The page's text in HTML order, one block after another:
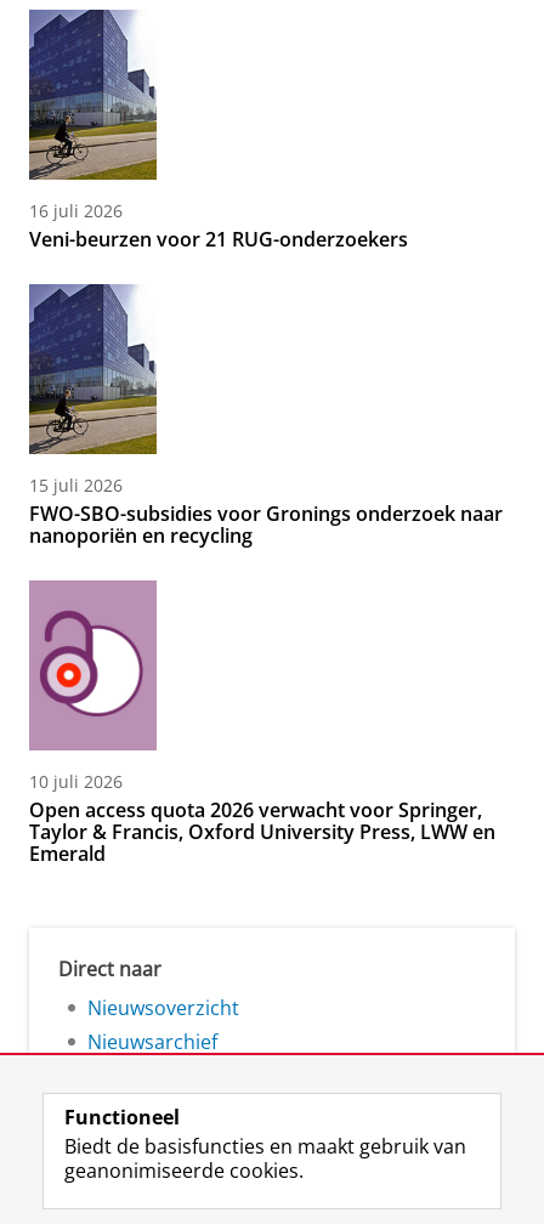
16 juli 2026
Veni-beurzen voor 21 RUG-onderzoekers
15 juli 2026
FWO-SBO-subsidies voor Gronings onderzoek naar
nanoporiën en recycling
10 juli 2026
Open access quota 2026 verwacht voor Springer,
Taylor & Francis, Oxford University Press, LWW en
Emerald
Direct naar
Nieuwsoverzicht
Nieuwsarchief
Volg de RUG
F
L
R I
Y
Functioneel
Biedt de basisfuncties en maakt gebruik van
geanonimiseerde cookies.